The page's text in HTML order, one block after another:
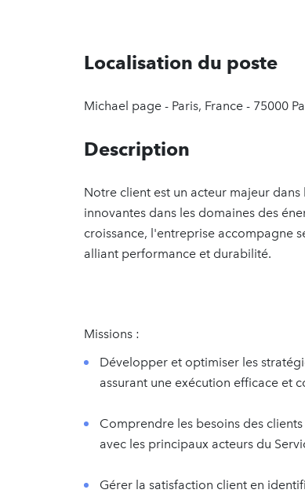
Localisation du poste
Michael page - Paris, France - 75000
Description
Notre client est un acteur majeur
innovantes dans les domaines des
croissance, l'entreprise accompagne
alliant performance et durabilité.
Missions :
Développer et optimiser les
assurant une exécution efficace et
Comprendre les besoins des
avec les principaux acteurs du
Gérer la satisfaction client en